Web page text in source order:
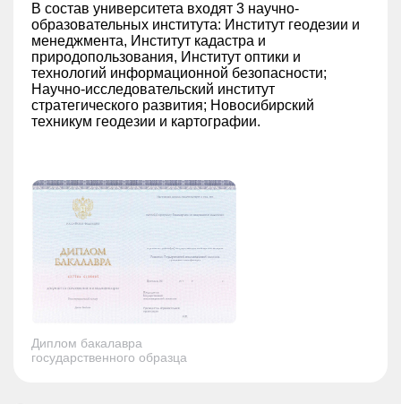
В состав университета входят 3 научно-
образовательных института: Институт геодезии и
менеджмента, Институт кадастра и
природопользования, Институт оптики и
технологий информационной безопасности;
Научно-исследовательский институт
стратегического развития; Новосибирский
техникум геодезии и картографии.
Диплом бакалавра
государственного образца